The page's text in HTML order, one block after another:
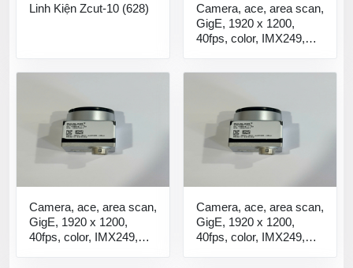
Linh Kiện Zcut-10 (628)
Camera, ace, area scan,
GigE, 1920 x 1200,
40fps, color, IMX249,
Camera, ace, area scan,
GigE, 1920 x 1200,
40fps, color, IMX249,
Camera, ace, area scan,
GigE, 1920 x 1200,
40fps, color, IMX249,